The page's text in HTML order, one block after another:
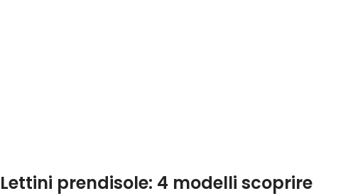
Lettini prendisole: 4 modelli scoprire